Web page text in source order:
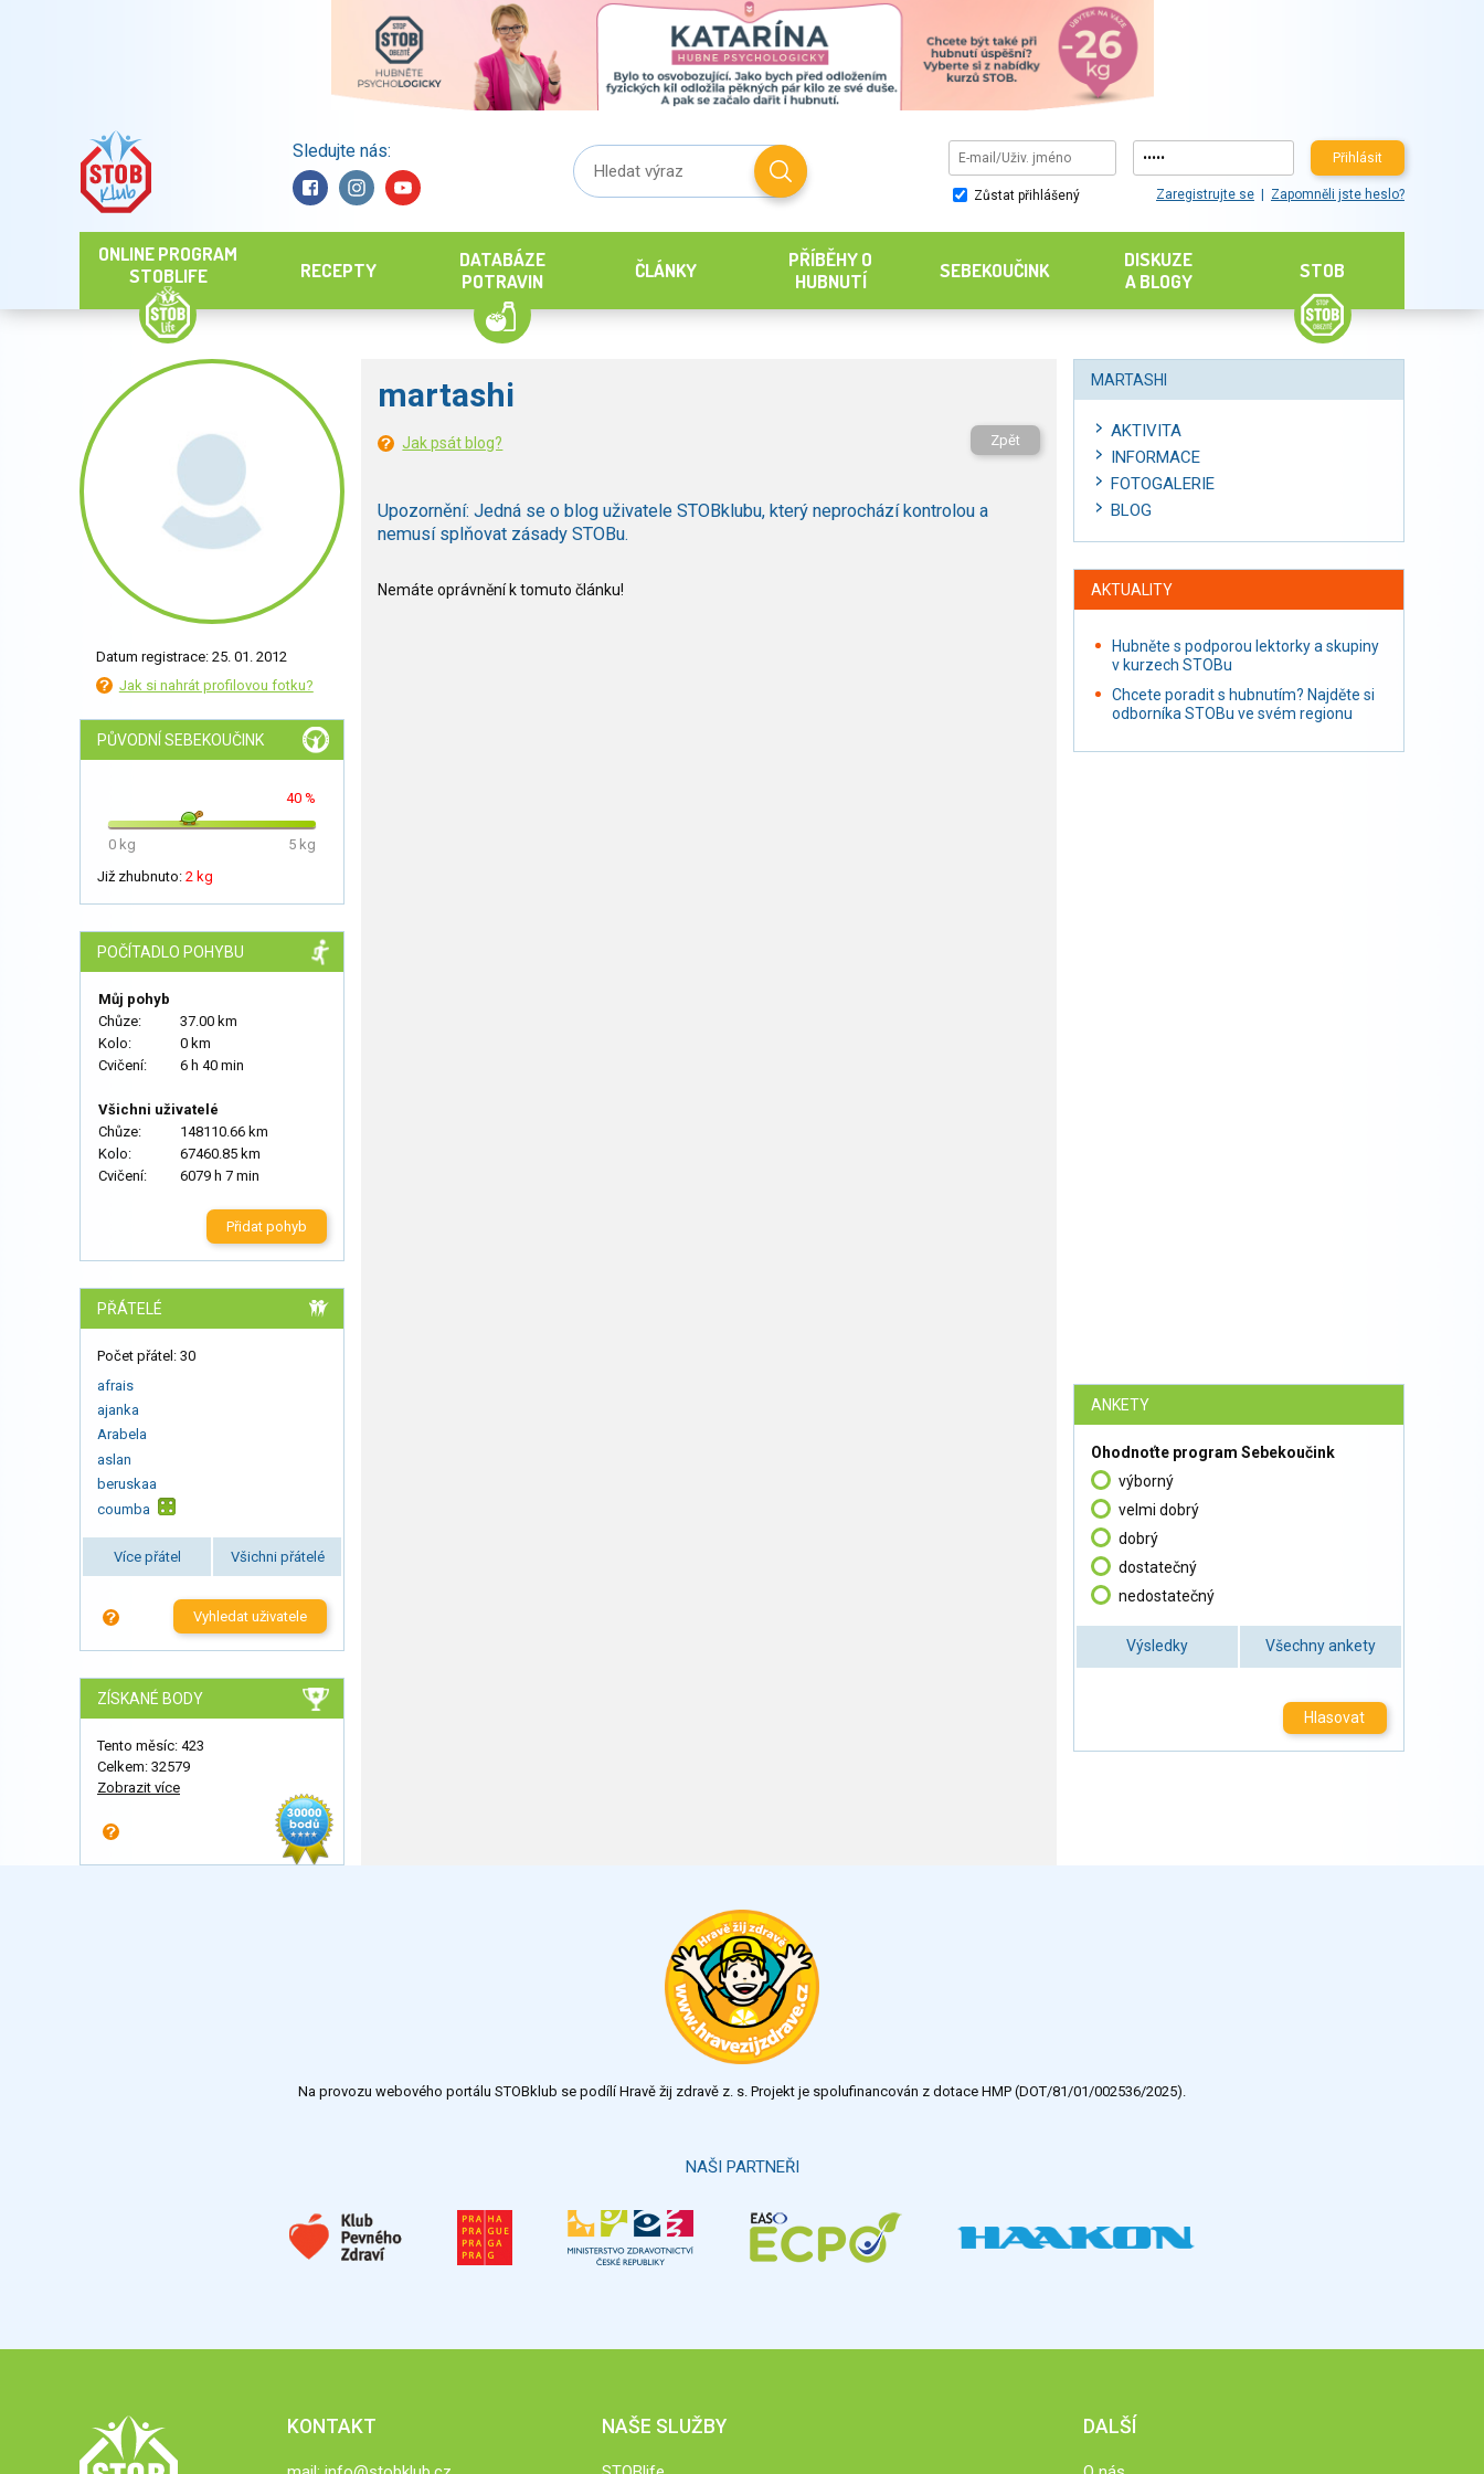
Sledujte nás: Přihlásit
Zůstat přihlášený Zaregistrujte se Zapomněli jste heslo?
ONLINE PROGRAM
STOBLIFE
RECEPTY
DATABÁZE
POTRAVIN
ČLÁNKY
PŘÍBĚHY O
HUBNUTÍ
SEBEKOUČINK
DISKUZE
A BLOGY
STOB
Datum registrace: 25. 01. 2012
Jak si nahrát profilovou fotku?
PŮVODNÍ SEBEKOUČINK
40 %
0 kg
5 kg
Již zhubnuto: 2 kg
POČÍTADLO POHYBU
Můj pohyb
Chůze:
37.00 km
Kolo:
0 km
Cvičení:
6 h 40 min
Všichni uživatelé
Chůze:
148110.66 km
Kolo:
67460.85 km
Cvičení:
6079 h 7 min
Přidat pohyb
PŘÁTELÉ
Počet přátel: 30
afrais
ajanka
Arabela
aslan
beruskaa
coumba
Více přátel Všichni přátelé
Vyhledat uživatele
ZÍSKANÉ BODY
Tento měsíc: 423
Celkem: 32579
Zobrazit více
martashi
Jak psát blog? Zpět
Upozornění: Jedná se o blog uživatele STOBklubu, který neprochází kontrolou a
nemusí splňovat zásady STOBu.
Nemáte oprávnění k tomuto článku!
MARTASHI
AKTIVITA
INFORMACE
FOTOGALERIE
BLOG
AKTUALITY
Hubněte s podporou lektorky a skupiny
v kurzech STOBu
Chcete poradit s hubnutím? Najděte si
odborníka STOBu ve svém regionu
ANKETY
Ohodnoťte program Sebekoučink
výborný
velmi dobrý
dobrý
dostatečný
nedostatečný
Výsledky Všechny ankety
Hlasovat
Na provozu webového portálu STOBklub se podílí Hravě žij zdravě z. s. Projekt je spolufinancován z dotace HMP (DOT/81/01/002536/2025).
NAŠI PARTNEŘI
KONTAKT NAŠE SLUŽBY DALŠÍ